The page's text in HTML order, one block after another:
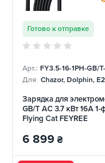
Готово к отправке
Арт.: FY3.5-16-1PH-GB/
Для Chazor, Dolphin,
Зарядка для
GB/T AC 3.7 кВт 16А 1-
Flying Cat FEYREE
6 899 ₴